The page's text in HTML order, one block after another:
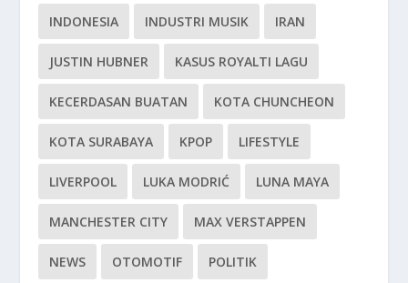
INDONESIA INDUSTRI MUSIK IRAN
JUSTIN HUBNER KASUS ROYALTI LAGU
KECERDASAN BUATAN KOTA CHUNCHEON
KOTA SURABAYA KPOP LIFESTYLE
LIVERPOOL LUKA MODRIĆ LUNA MAYA
MANCHESTER CITY MAX VERSTAPPEN
NEWS OTOMOTIF POLITIK